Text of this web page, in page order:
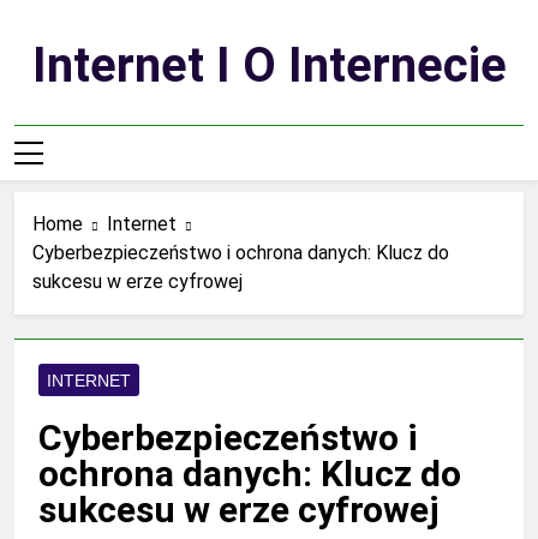
contentInternet I O Internecie
Home
Internet
Cyberbezpieczeństwo i ochrona danych: Klucz do
sukcesu w erze cyfrowej
INTERNET
Cyberbezpieczeństwo i
ochrona danych: Klucz do
sukcesu w erze cyfrowej